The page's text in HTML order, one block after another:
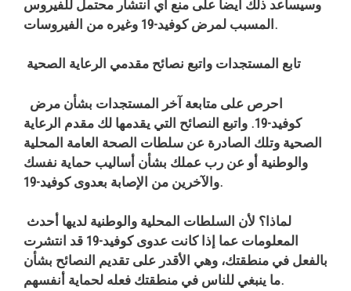
وسيساعد ذلك أيضاً على منع أي انتشار محتمل للفيروس
المسبب لمرض كوفيد-19 وغيره من الفيروسات.
تابع المستجدات واتبع نصائح مقدمي الرعاية الصحية
كوفيد-19. واتبع النصائح التي يقدمها لك مقدم الرعاية
الصحية وتلك الصادرة عن سلطات الصحة العامة المحلية
والوطنية أو عن رب عملك بشأن أساليب حماية نفسك
والآخرين من الإصابة بعدوى كوفيد-19.
المعلومات عما إذا كانت عدوى كوفيد-19 قد انتشرت
بالفعل في منطقتك، وهي الأقدر على تقديم النصائح بشأن
ما ينبغي للناس في منطقتك فعله لحماية أنفسهم.